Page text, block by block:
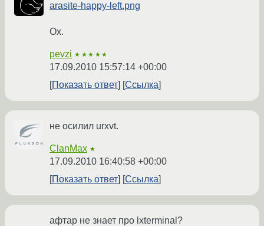
arasite-happy-left.png
Ох.
pevzi ★★★★★
17.09.2010 15:57:14 +00:00
Показать ответ
Ссылка
не осилил urxvt.
ClanMax ★
17.09.2010 16:40:58 +00:00
Показать ответ
Ссылка
афтар не знает про lxterminal?